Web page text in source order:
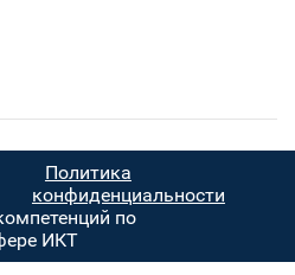
Политика
конфиденциальности
по
ИКТ